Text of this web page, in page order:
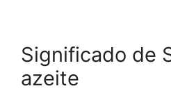
Significado de
azeite